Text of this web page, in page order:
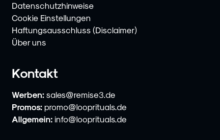
Datenschutzhinweise
Cookie Einstellungen
Haftungsausschluss (Disclaimer)
Über uns
Kontakt
Werben: sales@remise3.de
Promos: promo@looprituals.de
Allgemein: info@looprituals.de